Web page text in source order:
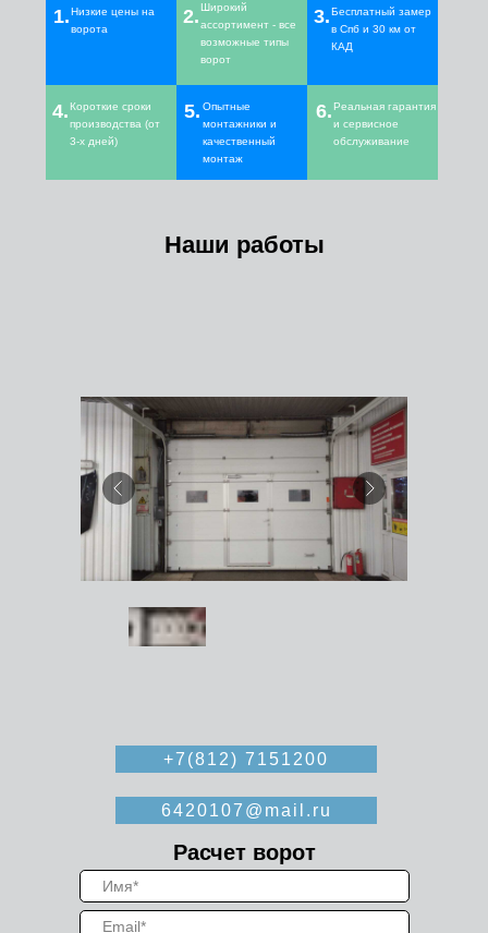
Короткие сроки
производства (от
3-х дней)
4.
Широкий
ассортимент - все
возможные типы
ворот
2.
Бесплатный замер
в Спб и 30 км от
КАД
3.
Реальная гарантия
и сервисное
обслуживание
6.
Опытные
монтажники и
качественный
монтаж
5.
Низкие цены на
ворота
1.
Наши работы
+7(812) 7151200
6420107@mail.ru
Расчет ворот